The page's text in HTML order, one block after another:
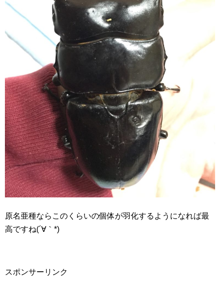
原名亜種ならこのくらいの個体が羽化するようになれば最
高ですね(´∀｀*)
スポンサーリンク